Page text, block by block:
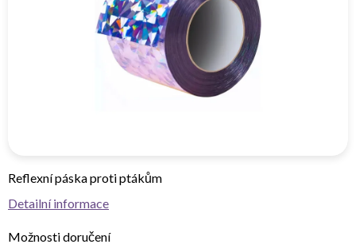
Možnosti doručení
Reflexní páska proti ptákům
Detailní informace